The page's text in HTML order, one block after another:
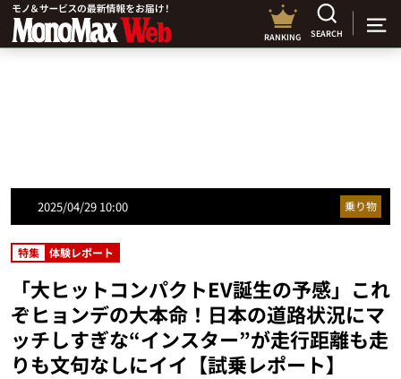
RANKING SEARCH
2025/04/29 10:00 乗り物
特集 体験レポート
「大ヒットコンパクトEV誕生の予感」これ
ぞヒョンデの大本命！日本の道路状況にマ
ッチしすぎな“インスター”が走行距離も走
りも文句なしにイイ【試乗レポート】